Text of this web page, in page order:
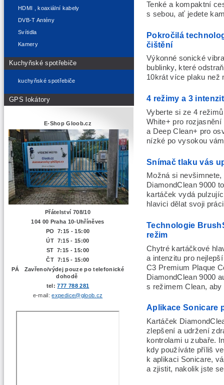
HDMI , koaxiální kabely
DVB-T Antény
Svítidla
Kamery
Kuchyňské spotřebiče
kuchyňské spotřebiče
GPS lokátory
E-Shop Gloob.cz
Přátelství 708/10
104 00 Praha 10-Uhříněves
PO 7:15 - 15:00
ÚT 7:15 - 15:00
ST 7:15 - 15:00
ČT 7:15 - 15:00
PÁ Zavřeno/výdej pouze po telefonické
dohodě
tel:777 788 281
e-mail:expedice@gloob.cz
Tenké a kompaktní
s sebou, ať jedete
Pokročilá
čištění
Výkonné sonické
bublinky, které
10krát více plaku než
4 režimy a 3
Vyberte si ze 4
White+ pro
a Deep Clean+ pro
nízké po vysokou
Snímač tlaku vás
Možná si
DiamondClean 9000
kartáček vydá
hlavici dělat svoji
Technologie
režim
Chytré kartáčkové
a intenzitu pro
C3 Premium Plaque
DiamondClean 9000
s režimem Clean,
Aplikace Sonicare
Kartáček
zlepšení a udržení
kontrolami u zubaře.
kdy používáte příliš
k aplikaci Sonicare,
a zjistit, nakolik jste